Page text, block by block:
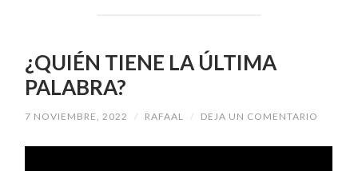
¿QUIÉN TIENE LA ÚLTIMA
PALABRA?
7 NOVIEMBRE, 2022 / RAFAAL / DEJA UN COMENTARIO